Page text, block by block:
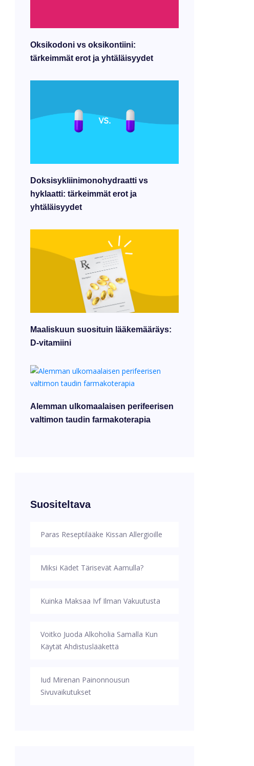
Oksikodoni vs oksikontiini:
tärkeimmät erot ja yhtäläisyydet
Doksisykliinimonohydraatti vs
hyklaatti: tärkeimmät erot ja
yhtäläisyydet
Maaliskuun suosituin lääkemääräys:
D-vitamiini
Alemman ulkomaalaisen perifeerisen
valtimon taudin farmakoterapia
Suositeltava
Paras Reseptilääke Kissan Allergioille
Miksi Kädet Tärisevät Aamulla?
Kuinka Maksaa Ivf Ilman Vakuutusta
Voitko Juoda Alkoholia Samalla Kun
Käytät Ahdistuslääkettä
Iud Mirenan Painonnousun
Sivuvaikutukset